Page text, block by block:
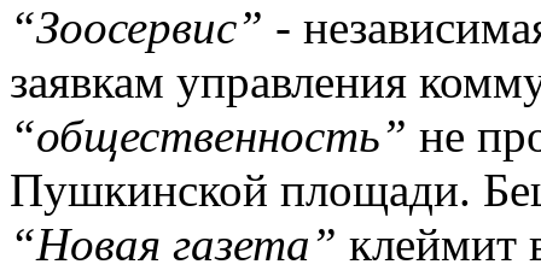
“Зоосервис” -
заявкам управления
“общественность” не
Пушкинской площади.
“Новая газета” клеймит